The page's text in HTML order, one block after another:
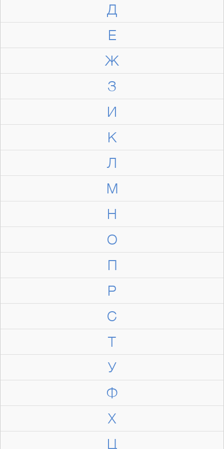
Д
Е
Ж
З
И
К
Л
М
Н
О
П
Р
С
Т
У
Ф
Х
Ц